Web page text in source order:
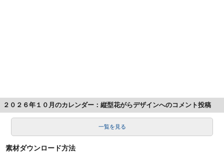
２０２６年１０月のカレンダー：縦型花がらデザインへのコメント投稿
一覧を見る
素材ダウンロード方法